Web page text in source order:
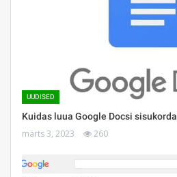
UUDISED
Kuidas luua Google Docsi sisukorda
märts 3, 2023 260